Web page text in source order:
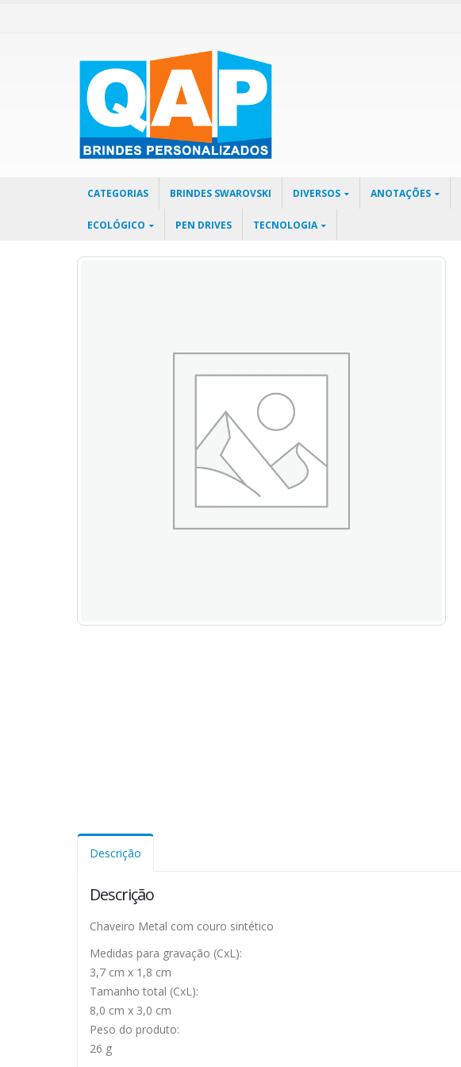
CATEGORIAS BRINDES SWAROVSKI DIVERSOS ANOTAÇÕES
ECOLÓGICO PEN DRIVES TECNOLOGIA
Descrição
Descrição
Chaveiro Metal com couro sintético
Medidas para gravação (CxL):
3,7 cm x 1,8 cm
Tamanho total (CxL):
8,0 cm x 3,0 cm
Peso do produto:
26 g